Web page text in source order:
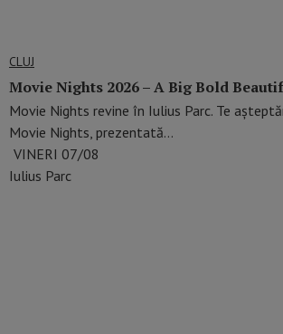
CLUJ
Movie Nights 2026 – A Big Bold
Movie Nights revine în Iulius Parc. Te
Movie Nights, prezentată…
VINERI 07/08
Iulius Parc